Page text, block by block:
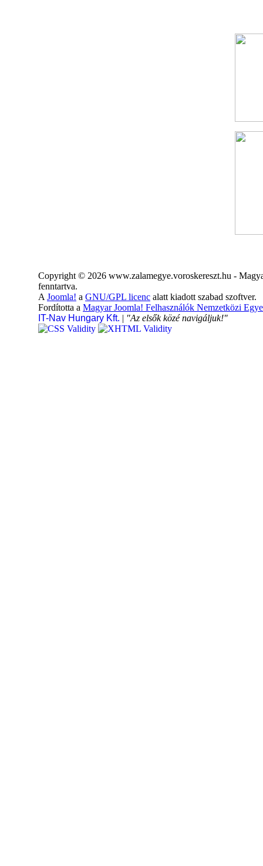
Copyright © 2026 www.zalamegye.voroskereszt.hu -
fenntartva.
A Joomla! a GNU/GPL licenc alatt kiadott szabad szoftver.
Fordította a Magyar Joomla! Felhasználók Nemzetközi
IT-Nav Hungary Kft. | "Az elsők közé navigáljuk!"